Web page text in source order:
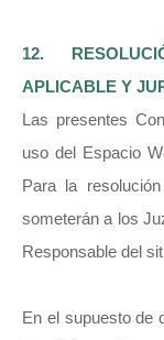
12.
APLICABLE Y
Las presentes
uso del Espacio
Para la
someterán a los
Responsable del
En el supuesto de